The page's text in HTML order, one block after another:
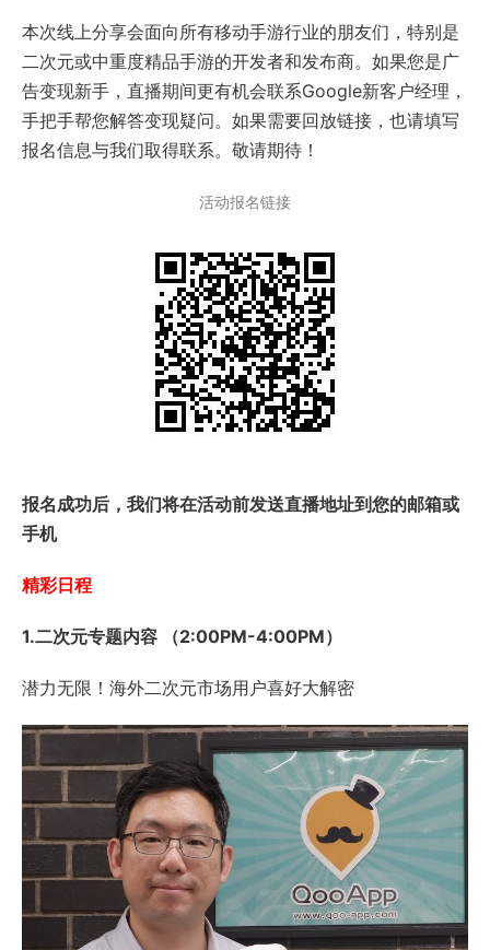
本次线上分享会面向所有移动手游行业的朋友们，特别是
二次元或中重度精品手游的开发者和发布商。如果您是广
告变现新手，直播期间更有机会联系Google新客户经理，
手把手帮您解答变现疑问。如果需要回放链接，也请填写
报名信息与我们取得联系。敬请期待！
活动报名链接
报名成功后，我们将在活动前发送直播地址到您的邮箱或
手机
精彩日程
1.二次元专题内容 （2:00PM-4:00PM）
潜力无限！海外二次元市场用户喜好大解密